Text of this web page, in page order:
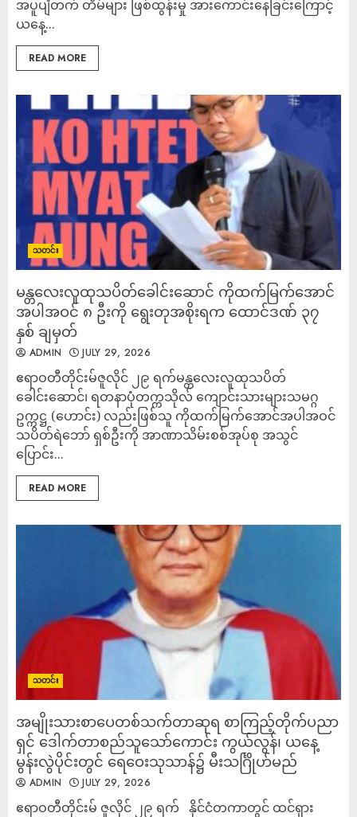
အပူပျံတက် တိမ်များ ဖြစ်ထွန်းမှု အားကောင်းနေခြင်းကြောင့်
ယနေ့...
READ MORE
သတင်း
မန္တလေးလူထုသပိတ်ခေါင်းဆောင် ကိုထက်မြက်အောင်
အပါအဝင် ၈ ဦးကို ရွေးတုအစိုးရက ထောင်ဒဏ် ၃၇
နှစ် ချမှတ်
ADMIN JULY 29, 2026
ဧရာဝတီတိုင်းမ်ဇူလိုင် ၂၉ ရက်မန္တလေးလူထုသပိတ်
ခေါင်းဆောင်၊ ရတနာပုံတက္ကသိုလ် ကျောင်းသားများသမဂ္ဂ
ဥက္ကဋ္ဌ (ဟောင်း) လည်းဖြစ်သူ ကိုထက်မြက်အောင်အပါအဝင်
သပိတ်ရဲဘော် ရှစ်ဦးကို အာဏာသိမ်းစစ်အုပ်စု အသွင်
ပြောင်း...
READ MORE
သတင်း
အမျိုးသားစာပေတစ်သက်တာဆုရ စာကြည့်တိုက်ပညာ
ရှင် ဒေါက်တာစည်သူသော်ကောင်း ကွယ်လွန်၊ ယနေ့
မွန်းလွဲပိုင်းတွင် ရေဝေးသုသာန်၌ မီးသင်္ဂြိုဟ်မည်
ADMIN JULY 29, 2026
ဧရာဝတီတိုင်းမ် ဇူလိုင် ၂၉ ရက် နိုင်ငံတကာတွင် ထင်ရှား